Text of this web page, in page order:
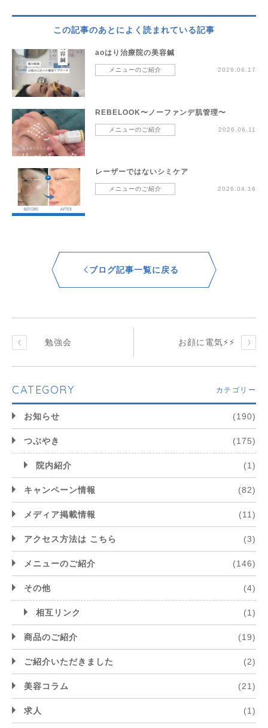
この記事のあとによく読まれている記事
aoはり治療院の美容鍼
メニューのご紹介 2026.06.17
REBELOOK〜ノーファンデ肌管理〜
メニューのご紹介 2026.06.11
レーザーではないシミケア
メニューのご紹介 2026.04.16
ブログ記事一覧に戻る
勉強会 お顔に電気⚡️⚡️
CATEGORY カテゴリー
お知らせ (190)
つぶやき (175)
院内紹介 (1)
キャンペーン情報 (82)
メディア掲載情報 (11)
アクセス方法は こちら (3)
メニューのご紹介 (146)
その他 (4)
相互リンク (1)
商品のご紹介 (19)
ご紹介いただきました (2)
美容コラム (21)
求人 (1)